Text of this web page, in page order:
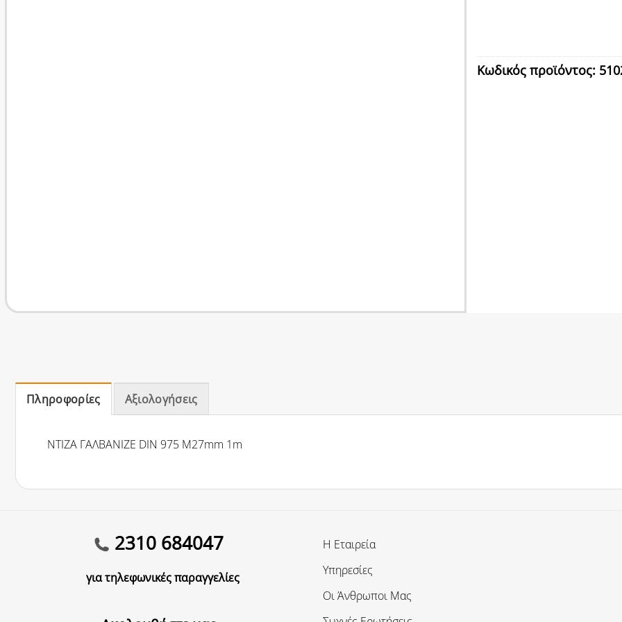
Κωδικός προϊόντος:
Πληροφορίες Αξιολογήσεις
ΝΤΙΖΑ ΓΑΛΒΑΝΙΖΕ DIN 975 Μ27mm 1m
2310 684047
για τηλεφωνικές παραγγελίες
Η Εταιρεία
Υπηρεσίες
Οι Άνθρωποι Μας